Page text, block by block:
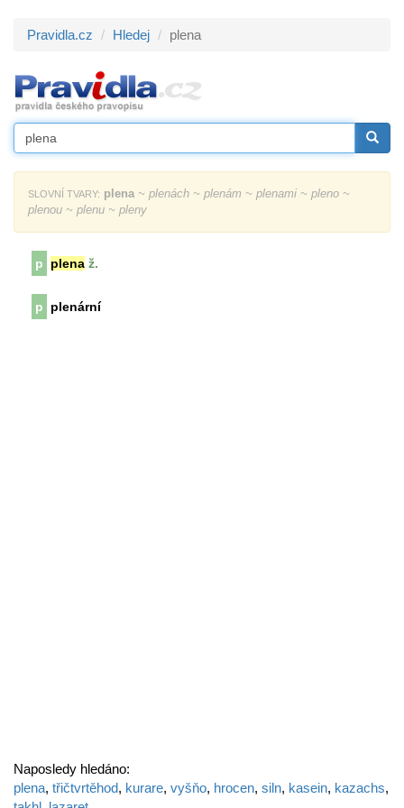
Pravidla.cz Hledej plena
SLOVNÍ TVARY: plena ~ plenách ~ plenám ~ plenami ~ pleno ~
plenou ~ plenu ~ pleny
p plena ž.
p plenární
Naposledy hledáno:
plena, třičtvrtěhod, kurare, vyšňo, hrocen, siln, kasein, kazachs,